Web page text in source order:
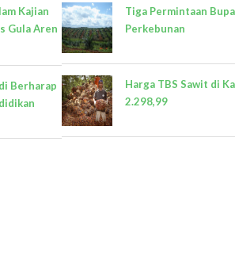
Kajian
Gula Aren
Berharap
Tiga Permintaan
Perkebunan
Harga TBS Sawit di
2.298,99